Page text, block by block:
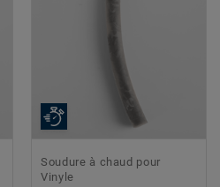
Soudure à chaud pour
Vinyle